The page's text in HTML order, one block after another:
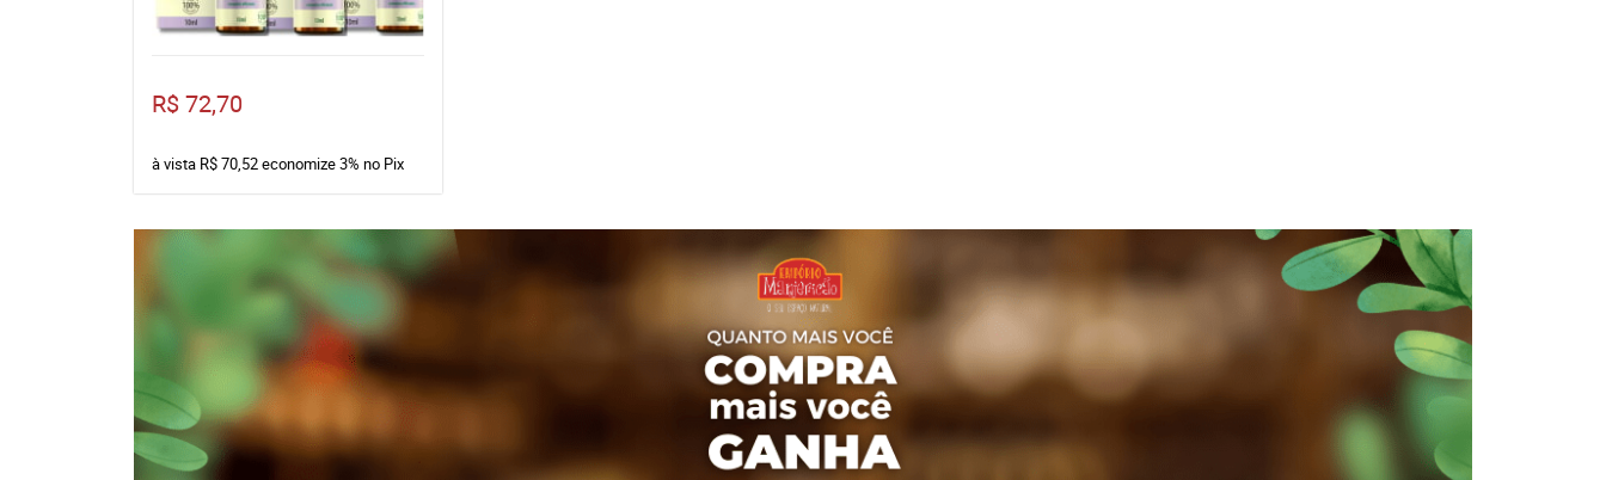
R$ 72,70
à vista R$ 70,52economize3% no Pix